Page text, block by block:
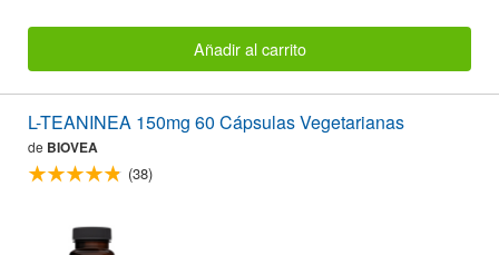
Añadir al carrito
L-TEANINEA 150mg 60 Cápsulas Vegetarianas
de BIOVEA
(38)